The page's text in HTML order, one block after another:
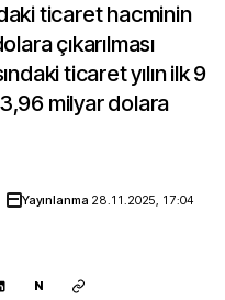
ticaret hacminin
çıkarılması
ticaret yılın ilk 9
milyar dolara
Yayınlanma 28.11.2025, 17:04
N